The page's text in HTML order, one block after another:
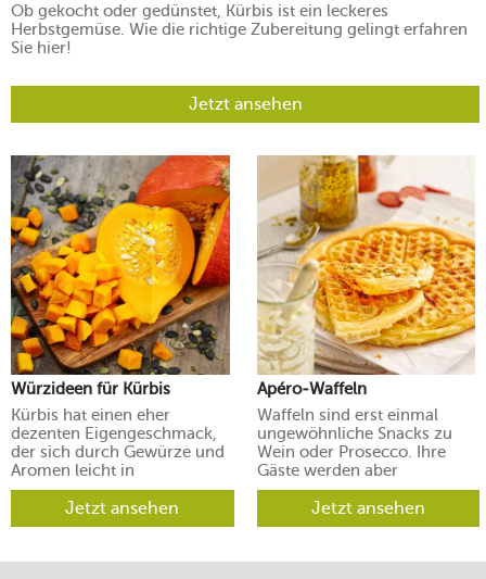
Ob gekocht oder gedünstet, Kürbis ist ein leckeres
Herbstgemüse. Wie die richtige Zubereitung gelingt erfahren
Sie hier!
Jetzt ansehen
Würzideen für Kürbis
Kürbis hat einen eher
dezenten Eigengeschmack,
der sich durch Gewürze und
Aromen leicht in
verschiedene Richtungen
lenken lässt.Jetzt ansehen
Apéro-Waffeln
Waffeln sind erst einmal
ungewöhnliche Snacks zu
Wein oder Prosecco. Ihre
Gäste werden aber
begeistert sein.
Jetzt ansehen